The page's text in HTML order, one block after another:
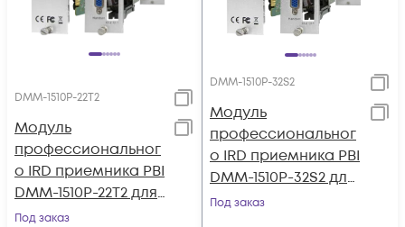
DMM-1510P-22T2
Модуль
профессиональног
о IRD приемника PBI
DMM-1510P-22T2 для
цифровой ГС PBI
Под заказ
DMM-1510P-32S2
Модуль
профессиональног
о IRD приемника PBI
DMM-1510P-32S2 для
цифровой ГС PBI
Под заказ